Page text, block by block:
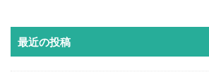
最近の投稿